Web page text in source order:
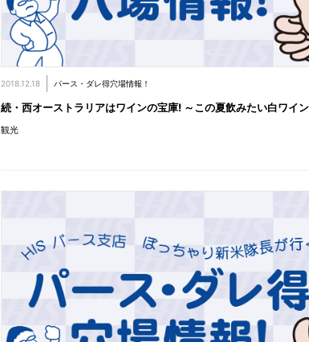
2018.12.18 パース・ダレ得穴場情報！
続・西オーストラリアはワインの宝庫! ～この夏飲みたい白ワイ
観光